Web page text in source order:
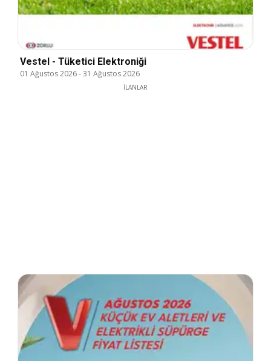
Vestel - Tüketici Elektroniği
01 Ağustos 2026-31 Ağustos 2026
İLANLAR